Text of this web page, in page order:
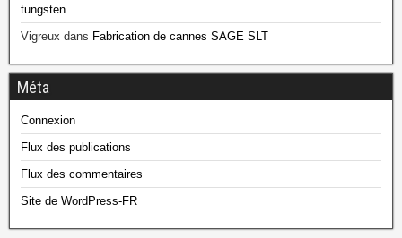
tungsten
Vigreux dans Fabrication de cannes SAGE SLT
Méta
Connexion
Flux des publications
Flux des commentaires
Site de WordPress-FR